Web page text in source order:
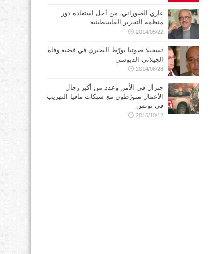
غازي الصوراني: من أجل استعادة دور
منظمة التحرير الفلسطينية
2014/05/22
تسجيلا صوتيا يورّط البحيري في قضية وفاة
الجيلاني الدبوسي
2014/08/28
جنرال في الأمن وعدد من أكبر رجال
الأعمال متورّطون مع شبكات مافيا التهريب
في تونس
2015/10/12